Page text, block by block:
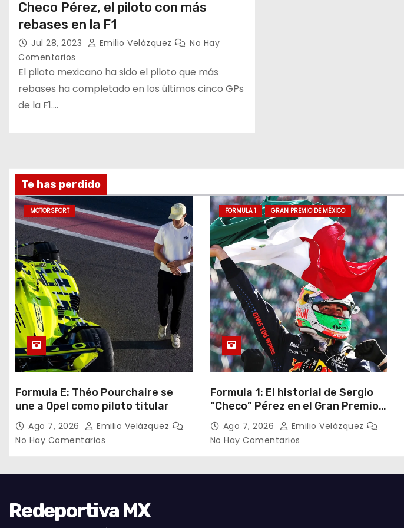
Checo Pérez, el piloto con más
rebases en la F1
Jul 28, 2023 Emilio Velázquez
No Hay
Comentarios
El piloto mexicano ha sido el piloto que más
rebases ha completado en los últimos cinco GPs
de la F1.…
Te has perdido
MOTORSPORT
Formula E: Théo Pourchaire se
une a Opel como piloto titular
Ago 7, 2026
Emilio Velázquez
No Hay Comentarios
FORMULA 1 GRAN PREMIO DE MÉXICO
Formula 1: El historial de Sergio
“Checo” Pérez en el Gran Premio
de México
Ago 7, 2026
Emilio Velázquez
No Hay Comentarios
Redeportiva MX